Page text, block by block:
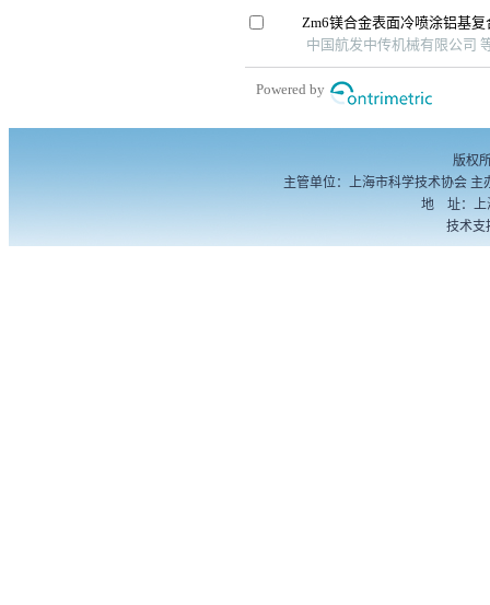
Zm6镁合金表面冷喷涂铝基
中国航发中传机械有限公司
Powered by
版权
主管单位：上海市科学技术协会
地 址：上
技术支